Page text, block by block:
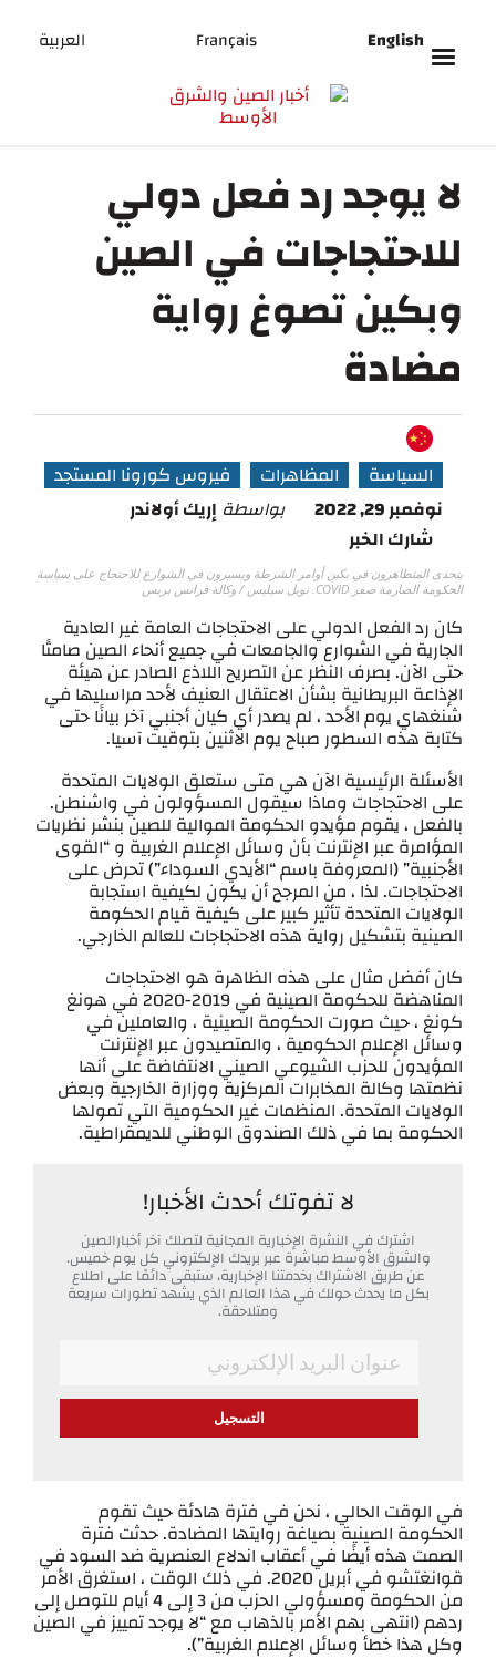
English
Français العربية
لا يوجد رد فعل دولي
للاحتجاجات في الصين
وبكين تصوغ رواية
مضادة
السياسة المظاهرات
فيروس كورونا المستجد
نوفمبر 29, 2022
بواسطة إريك أولاندر
شارك الخبر
يتحدى المتظاهرون في بكين أوامر الشرطة ويسيرون في الشوارع للاحتجاج على سياسة
الحكومة الصارمة صفر COVID. نويل سيليس / وكالة فرانس بريس
كان رد الفعل الدولي على الاحتجاجات العامة غير العادية
الجارية في الشوارع والجامعات في جميع أنحاء الصين صامتًا
حتى الآن. بصرف النظر عن التصريح اللاذع الصادر عن هيئة
الإذاعة البريطانية بشأن الاعتقال العنيف لأحد مراسليها في
شنغهاي يوم الأحد ، لم يصدر أي كيان أجنبي آخر بيانًا حتى
كتابة هذه السطور صباح يوم الاثنين بتوقيت آسيا.
الأسئلة الرئيسية الآن هي متى ستعلق الولايات المتحدة
على الاحتجاجات وماذا سيقول المسؤولون في واشنطن.
بالفعل ، يقوم مؤيدو الحكومة الموالية للصين بنشر نظريات
المؤامرة عبر الإنترنت بأن وسائل الإعلام الغربية و “القوى
الأجنبية” (المعروفة باسم “الأيدي السوداء”) تحرض على
الاحتجاجات. لذا ، من المرجح أن يكون لكيفية استجابة
الولايات المتحدة تأثير كبير على كيفية قيام الحكومة
الصينية بتشكيل رواية هذه الاحتجاجات للعالم الخارجي.
كان أفضل مثال على هذه الظاهرة هو الاحتجاجات
المناهضة للحكومة الصينية في 2019-2020 في هونغ
كونغ ، حيث صورت الحكومة الصينية ، والعاملين في
وسائل الإعلام الحكومية ، والمتصيدون عبر الإنترنت
المؤيدون للحزب الشيوعي الصيني الانتفاضة على أنها
نظمتها وكالة المخابرات المركزية ووزارة الخارجية وبعض
الولايات المتحدة. المنظمات غير الحكومية التي تمولها
الحكومة بما في ذلك الصندوق الوطني للديمقراطية.
لا تفوتك أحدث الأخبار!
اشترك في النشرة الإخبارية المجانية لتصلك آخر أخبارالصين
والشرق الأوسط مباشرة عبر بريدك الإلكتروني كل يوم خميس.
عن طريق الاشتراك بخدمتنا الإخبارية، ستبقى دائمًا على اطلاع
بكل ما يحدث حولك في هذا العالم الذي يشهد تطورات سريعة
ومتلاحقة.
Email
*
في الوقت الحالي ، نحن في فترة هادئة حيث تقوم
الحكومة الصينية بصياغة روايتها المضادة. حدثت فترة
الصمت هذه أيضًا في أعقاب اندلاع العنصرية ضد السود في
قوانغتشو في أبريل 2020. في ذلك الوقت ، استغرق الأمر
من الحكومة ومسؤولي الحزب من 3 إلى 4 أيام للتوصل إلى
ردهم (انتهى بهم الأمر بالذهاب مع “لا يوجد تمييز في الصين
وكل هذا خطأ وسائل الإعلام الغربية”).